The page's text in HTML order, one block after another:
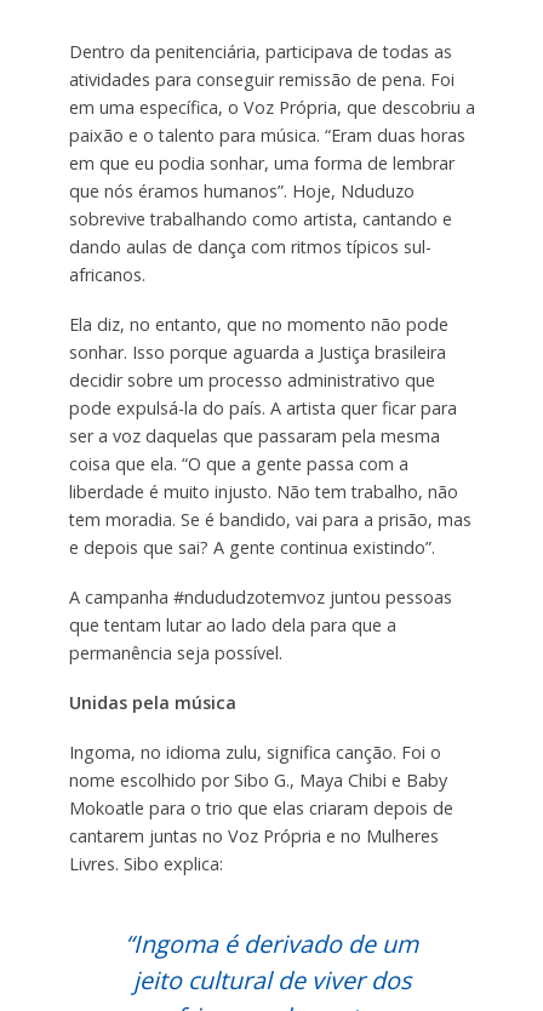
Dentro da penitenciária, participava de todas as
atividades para conseguir remissão de pena. Foi
em uma específica, o Voz Própria, que descobriu a
paixão e o talento para música. “Eram duas horas
em que eu podia sonhar, uma forma de lembrar
que nós éramos humanos”. Hoje, Nduduzo
sobrevive trabalhando como artista, cantando e
dando aulas de dança com ritmos típicos sul-
africanos.
Ela diz, no entanto, que no momento não pode
sonhar. Isso porque aguarda a Justiça brasileira
decidir sobre um processo administrativo que
pode expulsá-la do país. A artista quer ficar para
ser a voz daquelas que passaram pela mesma
coisa que ela. “O que a gente passa com a
liberdade é muito injusto. Não tem trabalho, não
tem moradia. Se é bandido, vai para a prisão, mas
e depois que sai? A gente continua existindo”.
A campanha #ndududzotemvoz juntou pessoas
que tentam lutar ao lado dela para que a
permanência seja possível.
Unidas pela música
Ingoma, no idioma zulu, significa canção. Foi o
nome escolhido por Sibo G., Maya Chibi e Baby
Mokoatle para o trio que elas criaram depois de
cantarem juntas no Voz Própria e no Mulheres
Livres. Sibo explica:
“Ingoma é derivado de um
jeito cultural de viver dos